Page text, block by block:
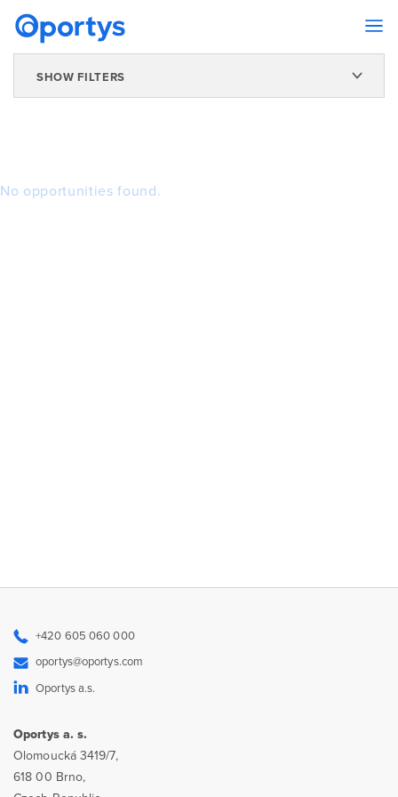
SHOW FILTERS
No opportunities found.
+420 605 060 000
oportys@oportys.com
Oportys a.s.
Oportys a. s.
Olomoucká 3419/7,
618 00 Brno,